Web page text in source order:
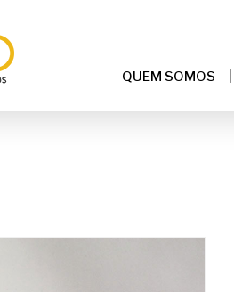
QUEM SOMOS